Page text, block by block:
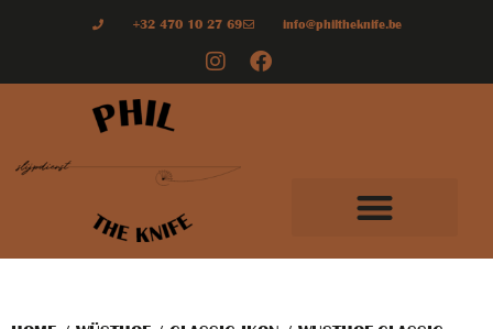
+32 470 10 27 69 info@philtheknife.be